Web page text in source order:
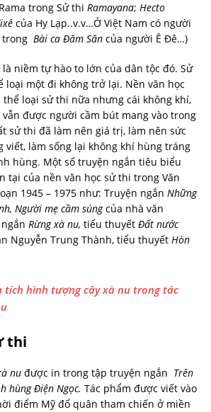
trong Sử thi Ramayana; Hecto
của Hy Lạp..v.v…Ở Việt Nam có người
trong Bài ca Đăm Săn của người Ê Đê…)
niềm tự hào to lớn của dân tộc đó. Sử
loại một đi không trở lại. Nền văn học
thể loại sử thi nữa nhưng cái không khí,
được người cầm bút mang vào trong
sử thi đã làm nên giá trị, làm nên sức
viết, làm sống lại không khí hùng tráng
hùng. Một số truyện ngắn tiêu biểu
tại của nền văn học sử thi trong Văn
1945 – 1975 như: Truyện ngắn Những
Người mẹ cầm súngcủa nhà văn
Rừng xà nu, tiểu thuyết Đất nước
Nguyễn Trung Thành, tiểu thuyết Hòn
tích hình tượng cây xà nu trong tác
thi
nu được in trong tập truyện ngắn Trên
hùng Điện Ngọc. Tác phẩm được viết vào
điểm Mỹ đổ quân tham chiến ở miền